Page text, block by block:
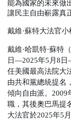
能為國家的未來做
讓民主自由嶄露真
戴維·蘇特大法官小
戴維·哈凱特·蘇特
日—2025年5月 8 日
任美國最高法院大
由共和黨總統提名
傾向自由派。 2009
職，其後奧巴馬提
大法官於2025年5月